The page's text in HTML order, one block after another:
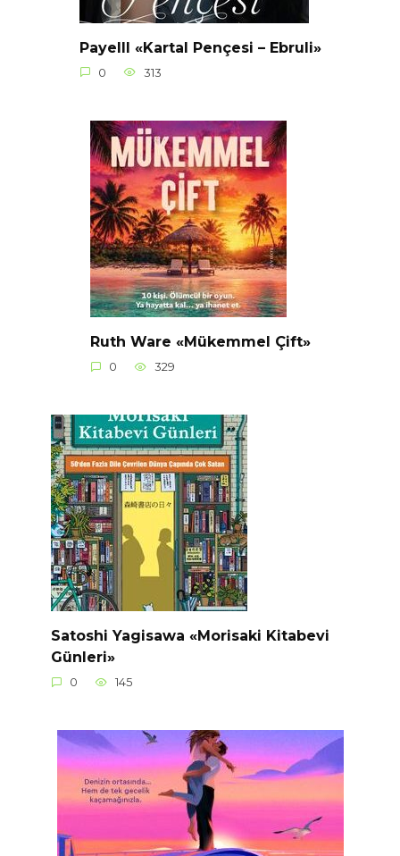
Payelll «Kartal Pençesi – Ebruli»
0 313
Ruth Ware «Mükemmel Çift»
0 329
Satoshi Yagisawa «Morisaki Kitabevi
Günleri»
0 145